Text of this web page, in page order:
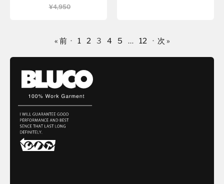
¥4,950
« 前 · 1 2 3 4 5 … 12 · 次 »